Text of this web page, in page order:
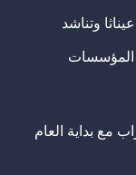
وتناشد
المؤسسات
مع بداية العام